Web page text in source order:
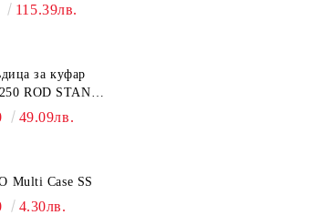
115.39лв.
за куфар
ROD STAND
Black color
49.09лв.
Multi Case SS
4.30лв.